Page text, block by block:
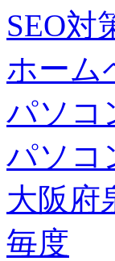
SEO対
ホーム
パソコ
パソコ
大阪府
毎度